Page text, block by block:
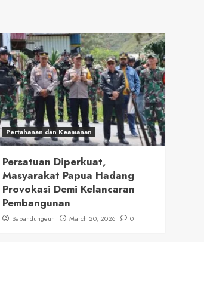
Pertahanan dan Keamanan
Persatuan Diperkuat,
Masyarakat Papua Hadang
Provokasi Demi Kelancaran
Pembangunan
Sabandungeun March 20, 2026 0